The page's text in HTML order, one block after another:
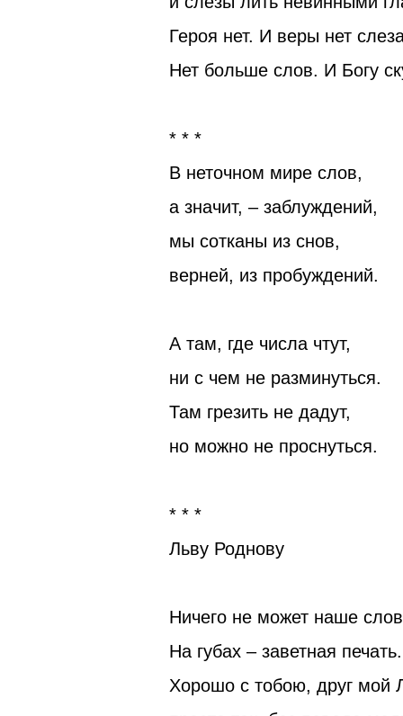
Героя нет. И веры нет
Нет больше слов. И Богу
* * *
В неточном мире слов,
а значит, – заблуждений,
мы сотканы из снов,
верней, из пробуждений.
А там, где числа чтут,
ни с чем не разминуться.
Там грезить не дадут,
но можно не проснуться.
* * *
Льву Роднову
Ничего не может наше
На губах – заветная печать.
Хорошо с тобою, друг мой